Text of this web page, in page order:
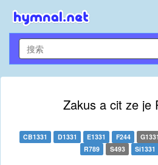
Zakus a cit ze je
CB1331 D1331 E1331 F244 G1331
R789
S493 Si1331